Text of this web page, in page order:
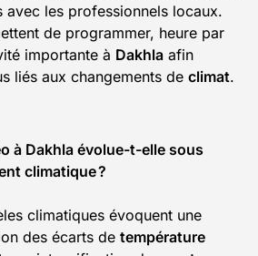
avec les professionnels locaux.
de programmer, heure par
importante à Dakhla afin
liés aux changements de climat.
à Dakhla évolue-t-elle sous
climatique ?
climatiques évoquent une
des écarts de température